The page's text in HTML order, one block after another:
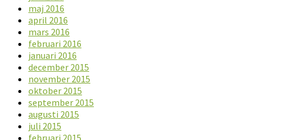
maj 2016
april 2016
mars 2016
februari 2016
januari 2016
december 2015
november 2015
oktober 2015
september 2015
augusti 2015
juli 2015
februari 2015